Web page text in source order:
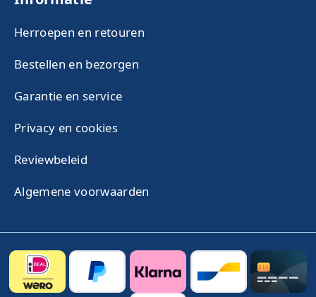
Herroepen en retouren
Bestellen en bezorgen
Garantie en service
Privacy en cookies
Reviewbeleid
Algemene voorwaarden